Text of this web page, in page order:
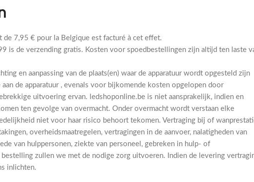
7,95 € pour la Belgique est facturé à cet effet.
is de verzending gratis. Kosten voor spoedbestellingen zijn altijd ten laste
en aanpassing van de plaats(en) waar de apparatuur wordt opgesteld zijn
de apparatuur , evenals voor bijkomende kosten opgelopen door
uitvoering ervan. ledshoponline.be is niet aansprakelijk, indien en
ten gevolge van overmacht. Onder overmacht wordt verstaan elke
niet voor haar risico behoort tekomen. Vertraging bij of
overheidsmaatregelen, vertragingen in de aanvoer, nalatigheden van
van hulppersonen, ziekte van personeel, gebreken in hulp- of
zullen we met de nodige zorg uitvoeren. Indien de levering
inlichten.